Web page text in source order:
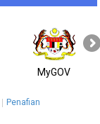
MyGOV
Penafian